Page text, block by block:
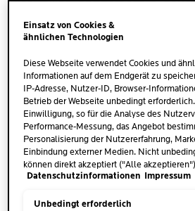
VERWENDET?
Glycerin hat verschiedene
unterschiedlichen Bereichen:
Es ist als Zusatzstoff in
Weichmachern enthalten, aber
Lebensmitteln.
Dank seines süßlichen
der Lebensmittelindustrie als
Einsatz von Cookies &
ähnlichen Technologien
Diese Webseite verwendet Cookies und
Informationen auf dem Endgerät zu
IP-Adresse, Nutzer-ID, Browser-
Betrieb der Webseite unbedingt
Einwilligung, so für die Analyse des
Performance-Messung, das Angebot
Personalisierung der Nutzererfahrung,
Einbindung externer Medien. Nicht
können direkt akzeptiert ("Alle
Einwilligung fortfahren") werden.
speichern"). Die Auswahl kann jederzeit
Datenschutzinformationen Impressum
Unbedingt erforderlich